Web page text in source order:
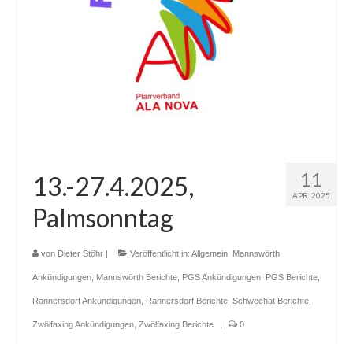
Erstkommunion
Erwachsenen-Firmung
Krankensalbung
Wiedereintritt
Begräbnis
Prävention
11
APR. 2025
13.-27.4.2025,
Palmsonntag
von Dieter Stöhr | Veröffentlicht in: Allgemein Mannswörth
Ankündigungen Mannswörth Berichte PGS Ankündigungen PGS Berichte
Rannersdorf Ankündigungen Rannersdorf Berichte Schwechat Berichte
Zwölfaxing Ankündigungen Zwölfaxing Berichte | 0